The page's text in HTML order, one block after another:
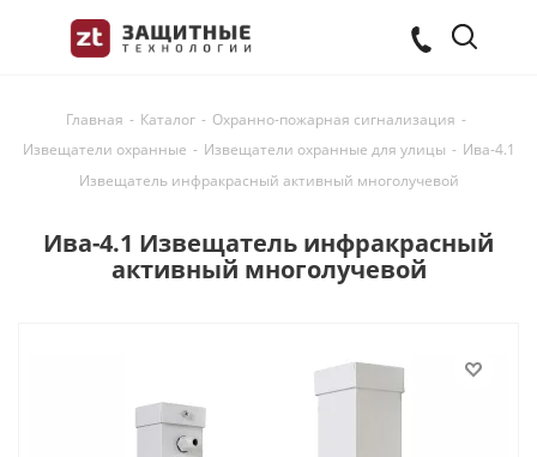
Главная - Каталог - Охранно-пожарная сигнализация -
Извещатели охранные - Извещатели охранные для улицы - Ива-4.1
Извещатель инфракрасный активный многолучевой
Ива-4.1 Извещатель инфракрасный
активный многолучевой